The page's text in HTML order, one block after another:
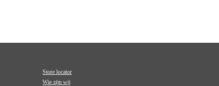
Store locator
Wie zijn wij